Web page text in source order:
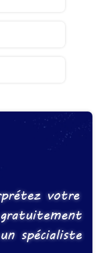
votre
spécialiste